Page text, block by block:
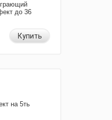
до 36
Купить
на 5ть